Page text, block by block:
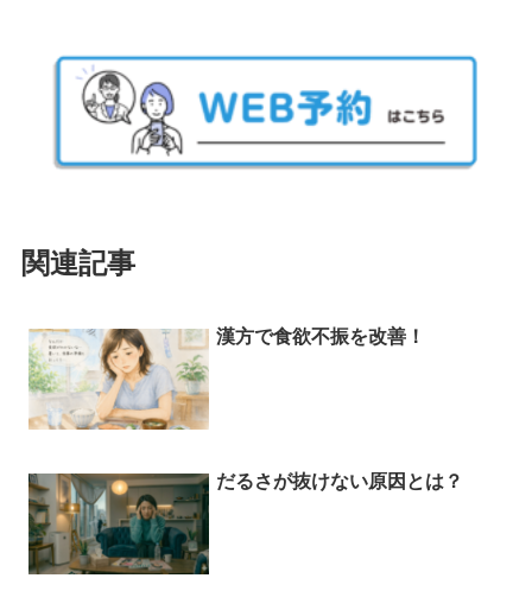
関連記事
漢方で食欲不振を改善！
だるさが抜けない原因とは？